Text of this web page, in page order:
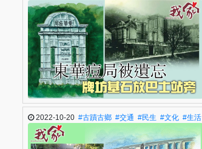
2022-10-20 #古蹟古鄉 #交通 #民生 #文化 #生活